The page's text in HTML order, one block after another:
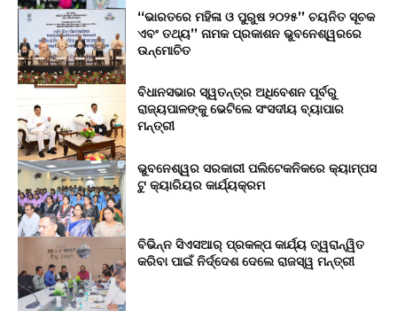
‘‘ଭାରତରେ ମହିଳା ଓ ପୁରୁଷ ୨୦୨୫’’ ଚୟନିତ ସୂଚକ
ଏବଂ ତଥ୍ୟ’’ ନାମକ ପ୍ରକାଶନ ଭୁବନେଶ୍ୱରରେ
ଉନ୍ମୋଚିତ
ବିଧାନସଭାର ସ୍ୱତନ୍ତ୍ର ଅଧିବେଶନ ପୂର୍ବରୁ
ରାଜ୍ୟପାଳଙ୍କୁ ଭେଟିଲେ ସଂସଦୀୟ ବ୍ୟାପାର
ମନ୍ତ୍ରୀ
ଭୁବନେଶ୍ୱର ସରକାରୀ ପଲିଟେକନିକରେ କ୍ୟାମ୍ପସ
ଟୁ କ୍ୟାରିୟର କାର୍ଯ୍ୟକ୍ରମ
ବିଭିନ୍ନ ସିଏସଆର୍ ପ୍ରକଳ୍ପ କାର୍ଯ୍ୟ ତ୍ୱରାନ୍ୱିତ
କରିବା ପାଇଁ ନିର୍ଦ୍ଦେଶ ଦେଲେ ରାଜସ୍ୱ ମନ୍ତ୍ରୀ